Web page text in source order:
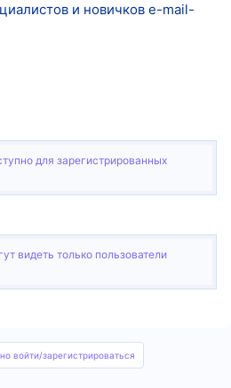
и новичков e-mail-
для зарегистрированных
видеть только пользователи
войти/зарегистрироваться